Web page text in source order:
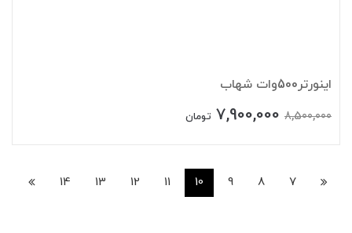
اینورتر500وات شهاب
8,500,000
7,900,000 تومان
7
8
9
10
11
12
13
14